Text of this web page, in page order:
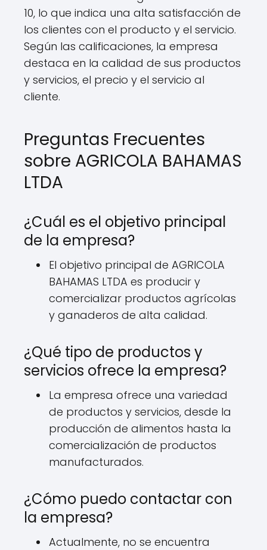
10, lo que indica una alta satisfacción de
los clientes con el producto y el servicio.
Según las calificaciones, la empresa
destaca en la calidad de sus productos
y servicios, el precio y el servicio al
cliente.
Preguntas Frecuentes
sobre AGRICOLA BAHAMAS
LTDA
¿Cuál es el objetivo principal
de la empresa?
El objetivo principal de AGRICOLA
BAHAMAS LTDA es producir y
comercializar productos agrícolas
y ganaderos de alta calidad.
¿Qué tipo de productos y
servicios ofrece la empresa?
La empresa ofrece una variedad
de productos y servicios, desde la
producción de alimentos hasta la
comercialización de productos
manufacturados.
¿Cómo puedo contactar con
la empresa?
Actualmente, no se encuentra